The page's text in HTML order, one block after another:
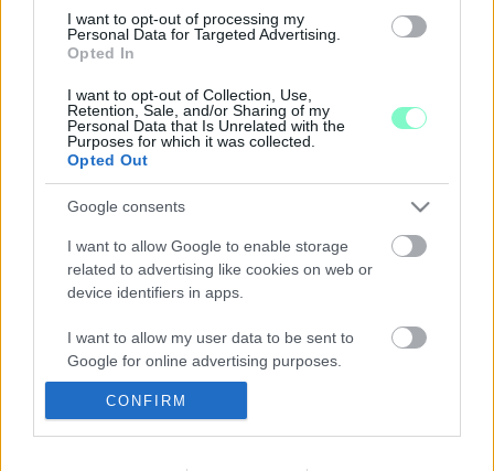
I want to opt-out of processing my
Personal Data for Targeted Advertising.
Opted In
I want to opt-out of Collection, Use,
Retention, Sale, and/or Sharing of my
Personal Data that Is Unrelated with the
Purposes for which it was collected.
Opted Out
Google consents
I want to allow Google to enable storage
related to advertising like cookies on web or
device identifiers in apps.
I want to allow my user data to be sent to
Google for online advertising purposes.
I want to allow Google to send me
CONFIRM
Kevés információ, bizonytalanság és fenyegetés jellemzi a
kormányrendeletet.
OLYANNYIRA ÖNKÉNTES A VAKCINA, HOGY NEM
KAP 100 SZÁZALÉKOS TÁPPÉNZT AZ AZ
EGÉSZSÉGÜGYI DOLGOZÓ, AKI NEM OLTATJA
BE MAGÁT ÉS KORONÁS LESZ
2021. január. 06. 14:35
Önként, mert mondták.
MÁR 5110 EGÉSZSÉGÜGYI DOLGOZÓT
OLTOTTAK BE
2020. december. 31. 12:39
Az idén ugyan az egész életet felforgatta a pandémia, 2021-re
az új évben már rendelkezésre állnak hatékony védőoltások -
közölte az országos tisztifőorvos a koronavírus-járvány elleni
védekezésért felelős operatív törzs online sajtótájékoztatóján
csütörtökön.